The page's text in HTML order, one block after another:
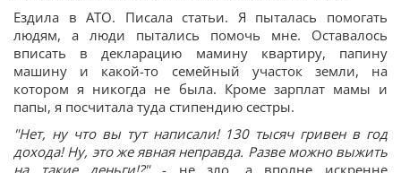
Ездила в АТО. Писала статьи. Я пыталась помогать
людям, а люди пытались помочь мне. Оставалось
вписать в декларацию мамину квартиру, папину
машину и какой-то семейный участок земли, на
котором я никогда не была. Кроме зарплат мамы и
папы, я посчитала туда стипендию сестры.
"Нет, ну что вы тут написали! 130 тысяч гривен в год
дохода! Ну, это же явная неправда. Разве можно выжить
на такие деньги!?"- не зло, а вполне искренне